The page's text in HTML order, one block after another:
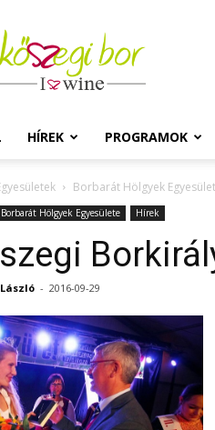
HÍREK PROGRAMOK
Borbarát Hölgyek
Borbarát Hölgyek Egyesülete Hírek
- 2016-09-29